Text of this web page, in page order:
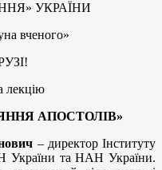
УКРАЇНИ
вченого»
лекцію
АПОСТОЛІВ»
– директор Інституту
України та НАН України.